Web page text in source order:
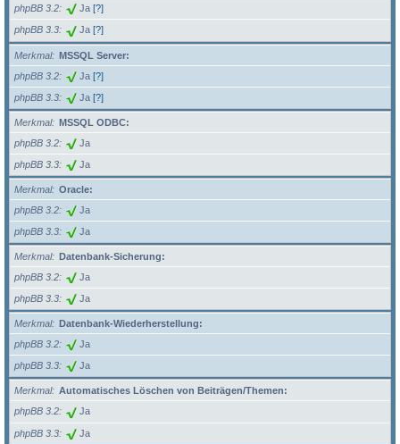
phpBB 3.2
Ja [?]
phpBB 3.3 Ja [?]
Merkmal
MSSQL Server:
phpBB 3.2
Ja [?]
phpBB 3.3 Ja [?]
Merkmal
MSSQL ODBC:
phpBB 3.2
Ja
phpBB 3.3 Ja
Merkmal
Oracle:
phpBB 3.2
Ja
phpBB 3.3 Ja
Merkmal
Datenbank-Sicherung:
phpBB 3.2
Ja
phpBB 3.3 Ja
Merkmal
Datenbank-Wiederherstellung:
phpBB 3.2
Ja
phpBB 3.3 Ja
Merkmal
Automatisches Löschen von Beiträgen/Themen:
phpBB 3.2
Ja
phpBB 3.3 Ja